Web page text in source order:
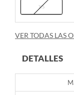
XS
VER TODAS LAS
DETALLES